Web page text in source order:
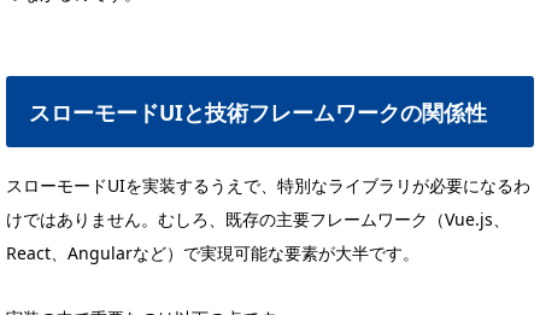
スローモードUIと技術フレームワークの関係性
スローモードUIを実装するうえで、特別なライブラリが必要になるわ
けではありません。むしろ、既存の主要フレームワーク（Vue.js、
React、Angularなど）で実現可能な要素が大半です。